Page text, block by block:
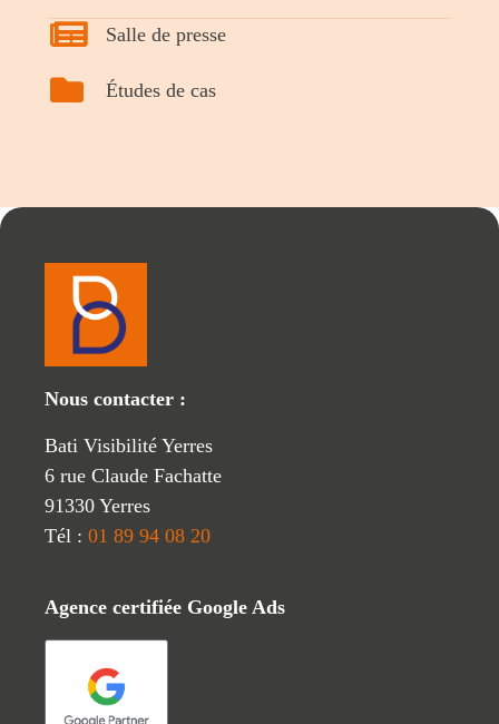
Salle de presse
Études de cas
Nous contacter :
Bati Visibilité Yerres
6 rue Claude Fachatte
91330 Yerres
Tél :01 89 94 08 20
Agence certifiée Google Ads